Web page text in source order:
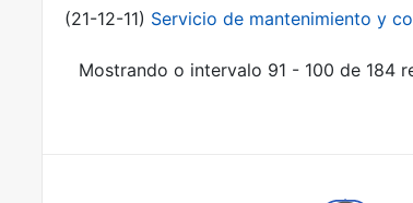
(21-12-11) Servicio de mantenimiento y
Mostrando o intervalo 91 - 100 de 184